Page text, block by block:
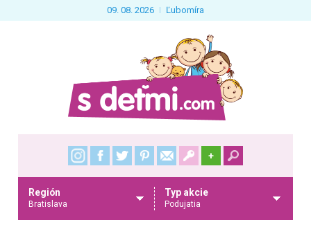
09. 08. 2026 Ľubomíra
+
Región
Bratislava
Typ akcie
Podujatia